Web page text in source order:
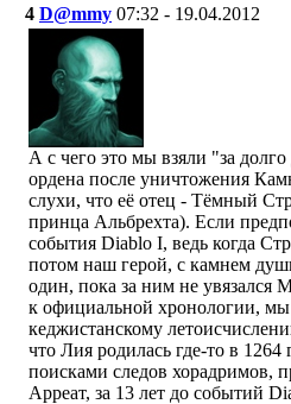
4 D@mmy 07:32 - 19.04.2012
А с чего это мы взяли "за
ордена после уничтожения
слухи, что её отец - Тёмный
принца Альбрехта). Если
события Diablo I, ведь когда
потом наш герой, с камнем
один, пока за ним не увязался
к официальной хронологии,
кеджистанскому
что Лия родилась где-то в
поисками следов хорадримов,
Арреат, за 13 лет до событий